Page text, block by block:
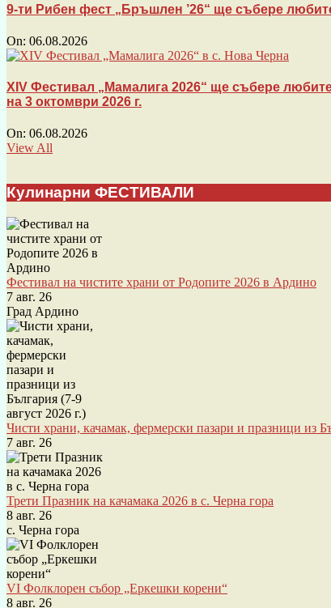
9-ти Рибен фест „Бръшлен ’26“ ще събере
On: 06.08.2026
XIV Фестивал „Мамалига 2026“ ще събере
на 3 октомври 2026 г.
On: 06.08.2026
View All
Кулинарни ФЕСТИВАЛИ
Фестивал на чистите храни от Родопите 2026 в Ардино
7 авг. 26
Град Ардино
Чисти храни, качамак, фермерски пазари и празници из
7 авг. 26
Трети Празник на качамака 2026 в с. Черна гора
8 авг. 26
с. Черна гора
VI Фолклорен събор „Еркешки корени“
8 авг. 26